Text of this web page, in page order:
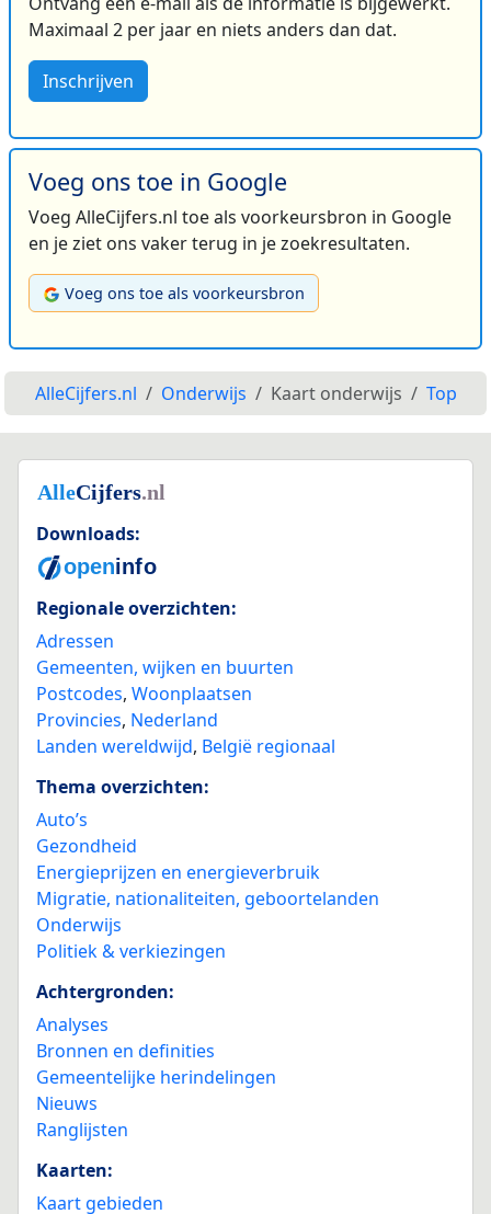
Maximaal 2 per jaar en niets anders dan dat.
Inschrijven
Voeg ons toe in Google
Voeg AlleCijfers.nl toe als voorkeursbron in Google
en je ziet ons vaker terug in je zoekresultaten.
Voeg ons toe als voorkeursbron
AlleCijfers.nl Onderwijs Kaart onderwijs Top
Downloads:
Regionale overzichten:
Adressen
Gemeenten, wijken en buurten
Postcodes, Woonplaatsen
Provincies, Nederland
Landen wereldwijd, België regionaal
Thema overzichten:
Auto’s
Gezondheid
Energieprijzen en energieverbruik
Migratie, nationaliteiten, geboortelanden
Onderwijs
Politiek & verkiezingen
Achtergronden:
Analyses
Bronnen en definities
Gemeentelijke herindelingen
Nieuws
Ranglijsten
Kaarten:
Kaart gebieden